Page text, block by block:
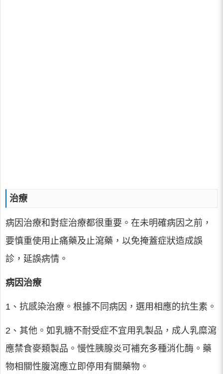
治療
病因治療和對症治療都很重要。在未明確病因之前，
要慎重使用止痛藥及止瀉藥，以免掩蓋症狀造成誤
診，延誤病情。
病因治療
1、抗感染治療。根據不同病因，選用相應的抗生素。
2、其他。如乳糖不耐受症不宜用乳製品，成人乳糜瀉
應禁食麥類製品。慢性胰腺炎可補充多種消化酶。藥
物相關性腹瀉應立即停用有關藥物。